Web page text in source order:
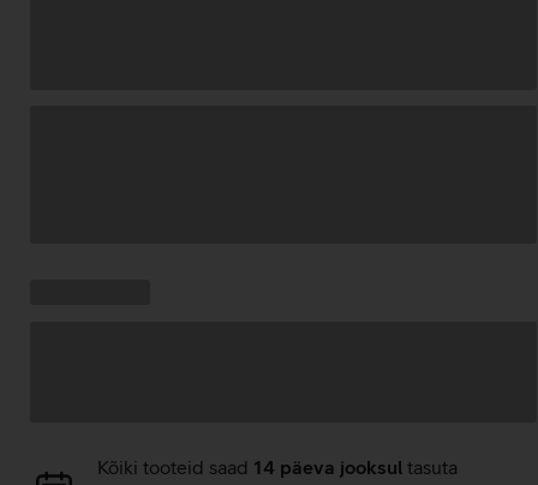
AndmeteKõiki tooteid saad 14 päeva jooksul tasuta